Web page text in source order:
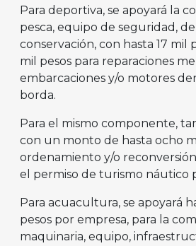
Para deportiva, se apoyará la
pesca, equipo de seguridad,
conservación, con hasta 17 mil
mil pesos para reparaciones
embarcaciones y/o motores
borda.
Para el mismo componente,
con un monto de hasta ocho
ordenamiento y/o
el permiso de turismo náutico
Para acuacultura, se apoyará
pesos por empresa, para la
maquinaria, equipo,